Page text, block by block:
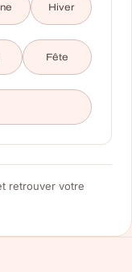
Hiver
Fête
retrouver votre